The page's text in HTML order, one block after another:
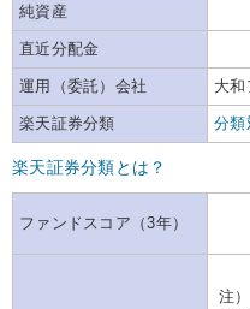
純資産
直近分配金
運用（委託）会社 大和
楽天証券分類 分類
楽天証券分類とは？
ファンドスコア（3年）
注